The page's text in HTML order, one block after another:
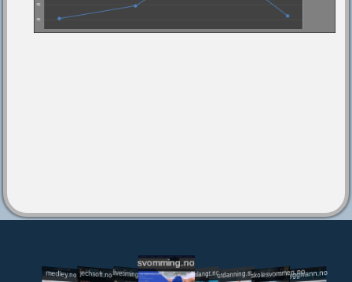
medley.no jechsoft.nolivetiming.medley.no
svomming.no
svomlangt.noutdanning.svomming.no
skolesvommen.notryggivann.no